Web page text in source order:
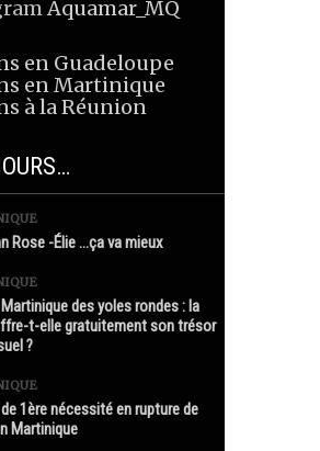
Aquamar_MQ
en Guadeloupe
en Martinique
à la Réunion
Rose -Élie …ça va mieux
des yoles rondes : la
t-elle gratuitement son trésor
?
1ère nécessité en rupture de
Martinique